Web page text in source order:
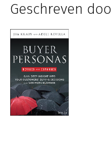
Geschreven